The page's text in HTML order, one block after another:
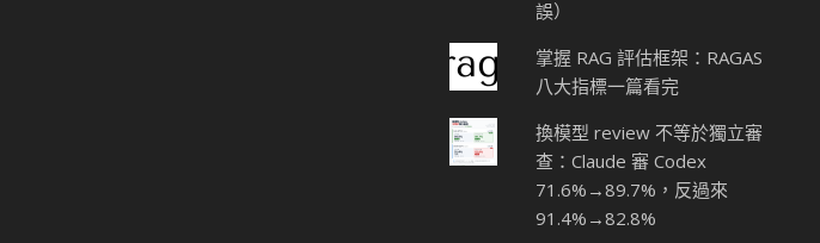
誤）
掌握 RAG 評估框架：RAGAS
八大指標一篇看完
換模型 review 不等於獨立審
查：Claude 審 Codex
71.6%→89.7%，反過來
91.4%→82.8%